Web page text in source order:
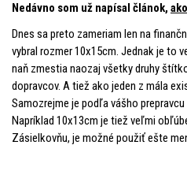
Nedávno som už napísal článok,
Dnes sa preto zameriam len na
vybral rozmer 10x15cm. Jednak je to
naň zmestia naozaj všetky druhy
dopravcov. A tiež ako jeden z mála
Samozrejme je podľa vášho
Napríklad 10x13cm je tiež veľmi
Zásielkovňu, je možné použiť ešte